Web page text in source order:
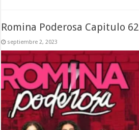
Romina Poderosa Capitulo 62
septiembre 2, 2023